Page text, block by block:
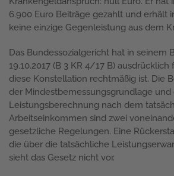
6.900 Euro Beiträge gezahlt und erhält
keine einzige Gegenleistung aus dem
Das Bundessozialgericht hat in seinem
19.10.2017 (B 3 KR 4/17 B)
diese Konstellation rechtmäßig ist. Die
der Mindestbemessungsgrundlage und
Leistungsberechnung nach dem
Arbeitseinkommen sind zwei
gesetzliche Regelungen. Eine
die über die tatsächliche
sieht das Gesetz nicht vor.